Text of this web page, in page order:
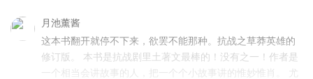
月池薰酱
这本书翻开就停不下来，欲罢不能那种。抗战之草莽英雄的
修订版。 本书是抗战剧里土著文最棒的！没有之一！作者是
一个相当会讲故事的人，把一个个小故事讲的惟妙惟肖。 尤